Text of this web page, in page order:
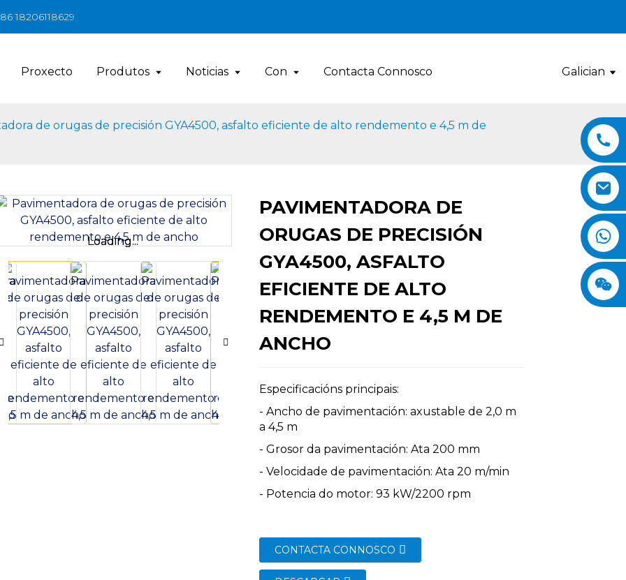
18206118629
Proxecto Produtos Noticias Con Contacta Connosco Galician
de orugas de precisión GYA4500, asfalto eficiente de alto rendemento e 4,5 m de
Loading...
Loading... Loading...
Loading...
PAVIMENTADORA DE
ORUGAS DE PRECISIÓN
GYA4500, ASFALTO
EFICIENTE DE ALTO
RENDEMENTO E 4,5 M DE
ANCHO
Especificacións principais:
- Ancho de pavimentación: axustable de 2,0 m
a 4,5 m
- Grosor da pavimentación: Ata 200 mm
- Velocidade de pavimentación: Ata 20 m/min
- Potencia do motor: 93 kW/2200 rpm
CONTACTA CONNOSCO